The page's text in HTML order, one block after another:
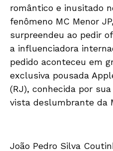
romântico e inusitado
fenômeno MC Menor
surpreendeu ao pedir
a influenciadora
pedido aconteceu em
exclusiva pousada
(RJ), conhecida por
vista deslumbrante da
João Pedro Silva